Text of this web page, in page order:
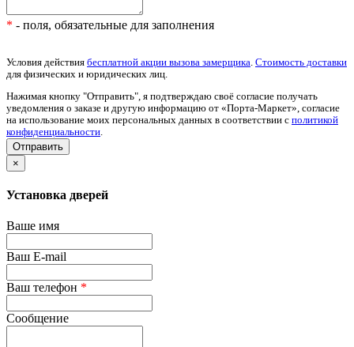
* - поля, обязательные для заполнения
Условия действия бесплатной акции вызова замерщика Стоимость доставки
для физических и юридических лиц.
Нажимая кнопку "Отправить", я подтверждаю своё согласие получать
уведомления о заказе и другую информацию от «Порта-Маркет», согласие
на использование моих персональных данных в соответствии с политикой
конфиденциальности
×
Установка дверей
Ваше имя
Ваш E-mail
Ваш телефон *
Сообщение